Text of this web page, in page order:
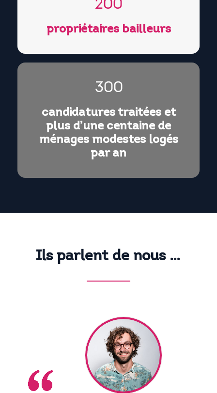
200
propriétaires bailleurs
300
candidatures traitées et
plus d’une centaine de
ménages modestes logés
par an
Ils parlent de nous …